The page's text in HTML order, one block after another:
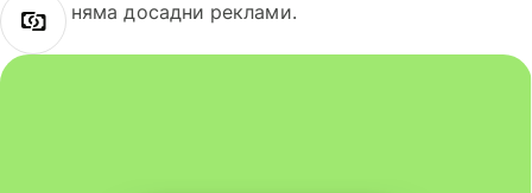
няма досадни реклами.